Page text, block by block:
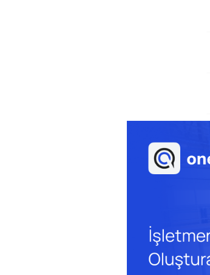
Aksiyon Yönetimi
Onay hiyerarşisine uygun aksiyon